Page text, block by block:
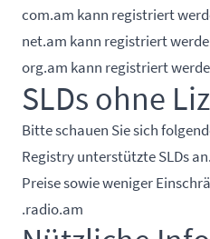
com.am kann registriert
net.am kann registriert
org.am kann registriert
SLDs ohne
Bitte schauen Sie sich
Registry unterstützte SLDs
Preise sowie weniger
.radio.am